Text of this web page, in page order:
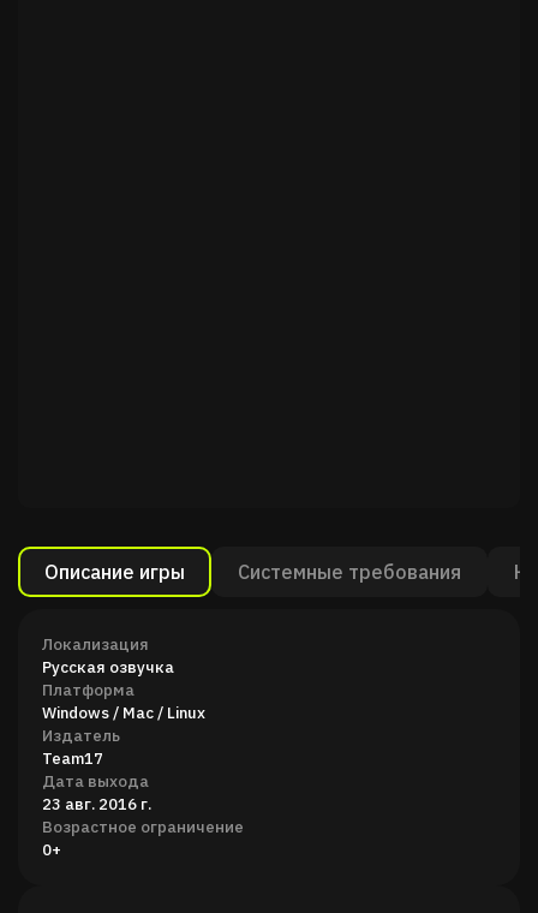
Описание игры Системные требования
Локализация
Русская озвучка
Платформа
Windows / Mac / Linux
Издатель
Team17
Дата выхода
23 авг. 2016 г.
Возрастное ограничение
0+